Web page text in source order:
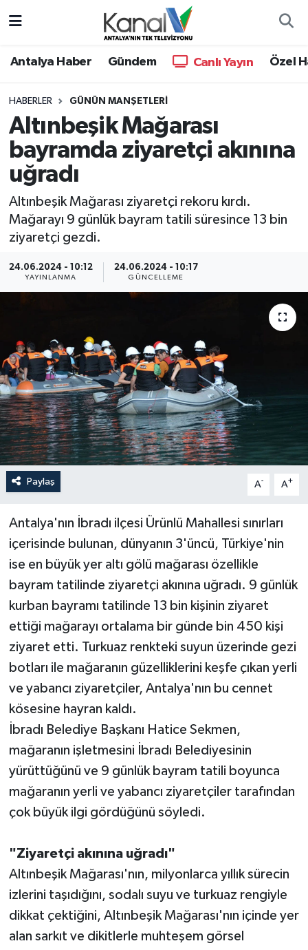
Antalya Haber Gündem Canlı Yayın Özel
HABERLER GÜNÜN MANŞETLERI
Altınbeşik Mağarası
bayramda ziyaretçi akınına
uğradı
Altınbeşik Mağarası ziyaretçi rekoru kırdı.
Mağarayı 9 günlük bayram tatili süresince 13 bin
ziyaretçi gezdi.
24.06.2024 - 10:12
YAYINLANMA
24.06.2024 - 10:17
GÜNCELLEME
Paylaş A- A+
Antalya'nın İbradı ilçesi Ürünlü Mahallesi sınırları
içerisinde bulunan, dünyanın 3'üncü, Türkiye'nin
ise en büyük yer altı gölü mağarası özellikle
bayram tatilinde ziyaretçi akınına uğradı. 9 günlük
kurban bayramı tatilinde 13 bin kişinin ziyaret
ettiği mağarayı ortalama bir günde bin 450 kişi
ziyaret etti. Turkuaz renkteki suyun üzerinde gezi
botları ile mağaranın güzelliklerini keşfe çıkan yerli
ve yabancı ziyaretçiler, Antalya'nın bu cennet
kösesine hayran kaldı.
İbradı Belediye Başkanı Hatice Sekmen,
mağaranın işletmesini İbradı Belediyesinin
yürüttüğünü ve 9 günlük bayram tatili boyunca
mağaranın yerli ve yabancı ziyaretçiler tarafından
çok büyük ilgi gördüğünü söyledi.
"Ziyaretçi akınına uğradı"
Altınbeşik Mağarası'nın, milyonlarca yıllık sürecin
izlerini taşıdığını, sodalı suyu ve turkuaz rengiyle
dikkat çektiğini, Altınbeşik Mağarası'nın içinde yer
alan sarkıt ve dikitlerle muhteşem görsel
Antalya Haber
Dünya
Eğitim
Gündem
Günün Manşetleri
KANALV Spor
Kültür Sanat
Magazin
Öğle Bülteni
Siyaset
Sosyal medya
Spor
Teknoloji
Televizyon
Yaşam
Hava Durumu
Trafik Durumu
Süper Lig Puan Durumu ve Fikstür
Son Dakika Haberleri
Haber Arşivi